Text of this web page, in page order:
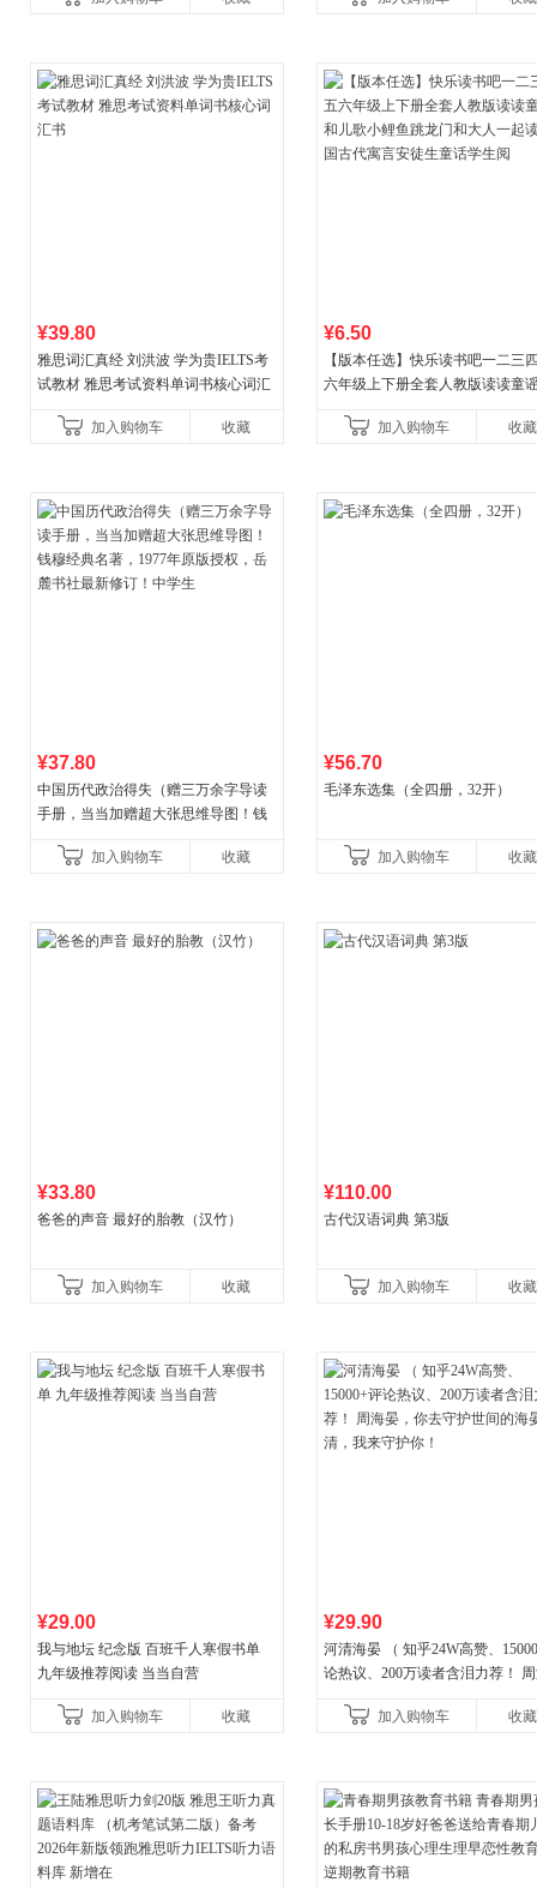
¥39.80
雅思词汇真经 刘洪波 学为贵IELTS考
试教材 雅思考试资料单词书核心词汇
加入购物车
收藏
¥6.50
【版本任选】快乐读书吧一二三
六年级上下册全套人教版读读童
古代寓言安徒生童话学生阅
加入购物车 收藏
¥37.80
中国历代政治得失（赠三万余字导读
手册，当当加赠超大张思维导图！钱
书社最新修订！中学生
加入购物车 收藏
¥56.70
毛泽东选集（全四册，32开）
加入购物车 收藏
¥33.80
爸爸的声音 最好的胎教（汉竹）
加入购物车 收藏
¥110.00
古代汉语词典 第3版
加入购物车 收藏
¥29.00
我与地坛 纪念版 百班千人寒假书单
九年级推荐阅读 当当自营
加入购物车 收藏
¥29.90
河清海晏 （ 知乎24W高赞、
论热议、200万读者含泪力荐！
守护你！加入购物车 收藏